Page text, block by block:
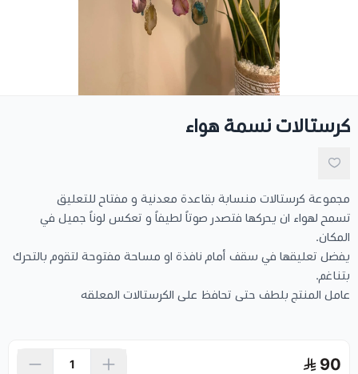
كرستالات نسمة هواء
مجموعة كرستالات منسابة بقاعدة معدنية و مفتاح للتعليق
تسمح لهواء ان يحركها فتصدر صوتاً لطيفاً و تعكس لوناً جميل في
المكان.
يفضل تعليقها في سقف أمام نافذة او مساحة مفتوحة لتقوم بالتحرك
بتناغم.
عامل المنتج بلطف حتى تحافظ على الكرستالات المعلقه
90